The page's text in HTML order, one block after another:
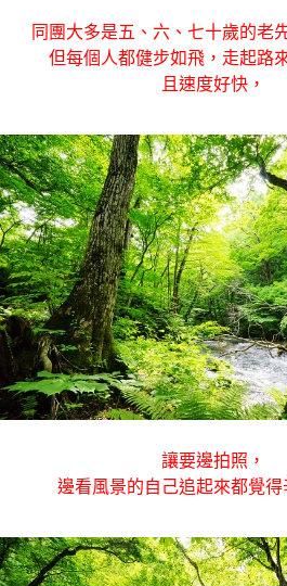
同團大多是五、六、七十歲的老
但每個人都健步如飛 ，走起路
且速度好快，
讓要邊拍照，
邊看風景的自己追起來都覺得